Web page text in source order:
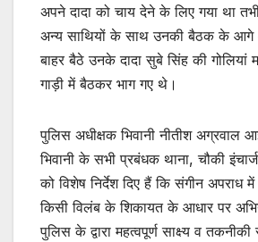
अपने दादा को चाय देने के लिए गया था
अन्य साथियों के साथ उनकी बैठक के
बाहर बैठे उनके दादा सुबे सिंह की गोलियां
गाड़ी में बैठकर भाग गए थे।
पुलिस अधीक्षक भिवानी नीतीश अग्रवाल
भिवानी के सभी प्रबंधक थाना, चौकी
को विशेष निर्देश दिए हैं कि संगीन अपराध
किसी विलंब के शिकायत के आधार पर
पुलिस के द्वारा महत्वपूर्ण साक्ष्य व